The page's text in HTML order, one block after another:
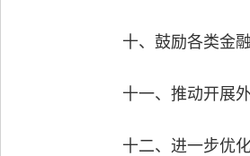
十、鼓励各类金融
十一、推动开展外
十二、进一步优化